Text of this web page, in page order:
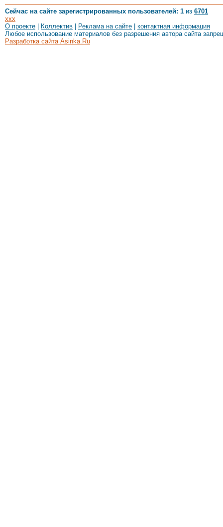
Сейчас на сайте зарегистрированных пользователей: 1 из 6701
xxx
О проекте
Коллектив Реклама на сайте
контактная информация
Любое использование материалов без разрешения автора сайта
Разработка сайта Asinka.Ru